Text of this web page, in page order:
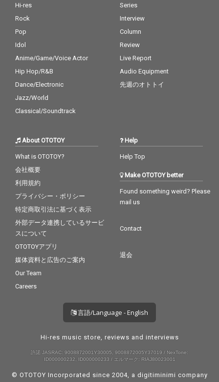
Hi-res
Rock
Pop
Idol
Anime/Game/Voice Actor
Hip Hop/R&B
Dance/Electronic
Jazz/World
Classical/Soundtrack
Series
Interview
Column
Review
Live Report
Audio Equipment
先週のオトトイ
About OTOTOY
What is OTOTOY?
会社概要
利用規約
プライバシー・ポリシー
特定商取引法に基づく表示
外部データ連携しているサービ
スについて
OTOTOYアプリ
媒体資料と広告のご案内
Our Team
Careers
Help
Help Top
Make OTOTOY better
Found something weird? Please
mail us
Contact
退会
言語/Language - English
Hi-res music store, reviews and interviews
許諾 JASRAC: 9008872001Y30005, 9008872005Y37019 / NexTone:
ID000000232, ID000000233 / エルマーク: RIAJ80023001
© OTOTOY Incorporated since 2004, a digitiminimi company